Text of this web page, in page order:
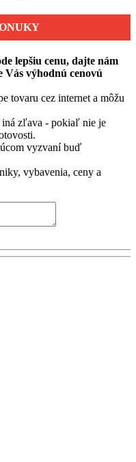
lepšiu cenu, dajte nám
Vás výhodnú cenovú
tovaru cez internet a môžu
iná zľava - pokiaľ nie je
vyzvaní buď
vybavenia, ceny a